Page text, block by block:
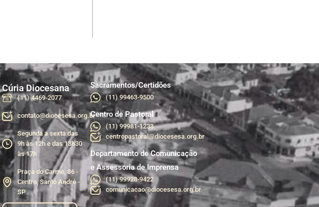
Cúria Diocesana
(11) 4469-2077
contato@diocesesa.org.br
Segunda a sexta das
9h às 12h e das 13h30
às 17h
Praça do Carmo, 36 -
Centro, Santo André -
SP
Sacramentos/Certidões
(11) 99463-9500
Centro de Pastoral
(11) 99981-1233
centropastoral@diocesesa.org.br
Departamento de Comunicação
e Assessoria de Imprensa
(11) 99928-9422
comunicacao@diocesesa.org.br